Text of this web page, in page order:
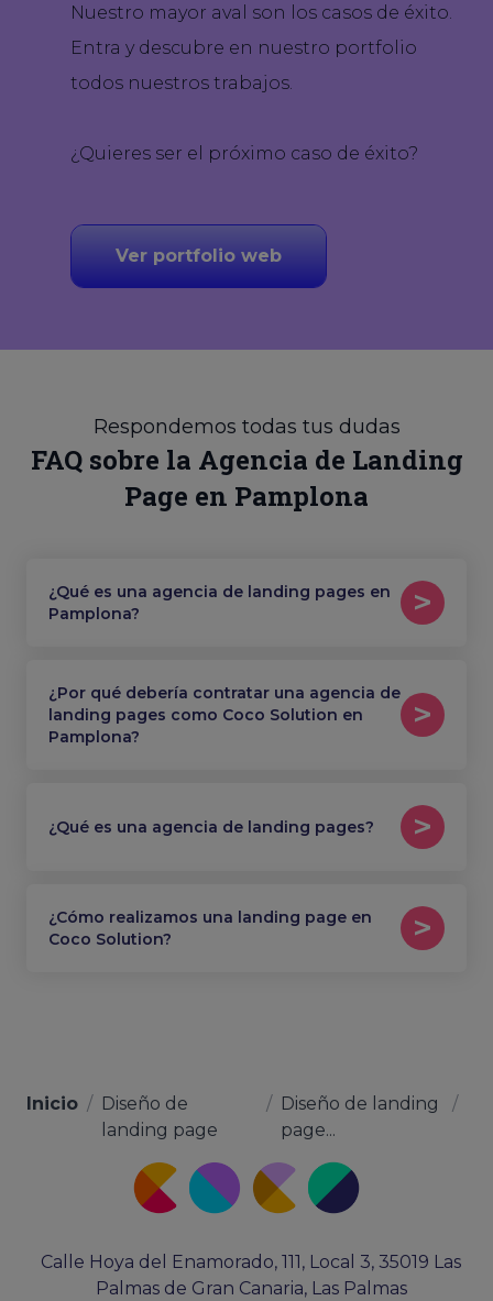
Nuestro mayor aval son los casos de éxito.
Entra y descubre en nuestro portfolio
todos nuestros trabajos.
¿Quieres ser el próximo caso de éxito?
Ver portfolio web
Respondemos todas tus dudas
FAQ sobre la Agencia de Landing
Page en Pamplona
¿Qué es una agencia de landing pages en
Pamplona?
¿Por qué debería contratar una agencia de
landing pages como Coco Solution en
Pamplona?
¿Qué es una agencia de landing pages?
¿Cómo realizamos una landing page en
Coco Solution?
Inicio / Diseño de
landing page
/ Diseño de landing
page...
/
Calle Hoya del Enamorado, 111, Local 3, 35019 Las
Palmas de Gran Canaria, Las Palmas